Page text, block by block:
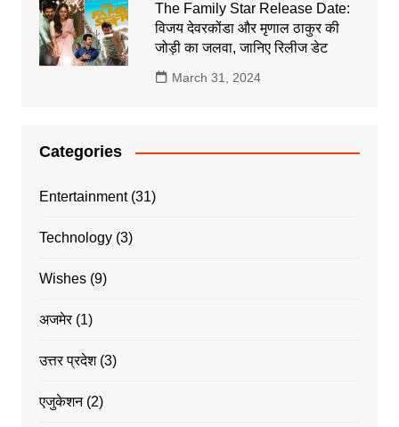
The Family Star Release Date:
विजय देवरकोंडा और मृणाल ठाकुर की
जोड़ी का जलवा, जानिए रिलीज डेट
March 31, 2024
Categories
Entertainment(31)
Technology(3)
Wishes(9)
अजमेर(1)
उत्तर प्रदेश(3)
एजुकेशन(2)